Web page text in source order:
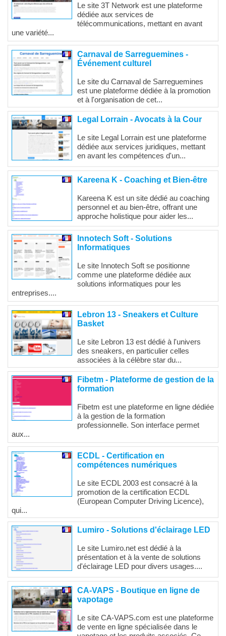
Le site 3T Network est une plateforme
dédiée aux services de
télécommunications, mettant en avant
une variété...
Carnaval de Sarreguemines -
Événement culturel
Le site du Carnaval de Sarreguemines
est une plateforme dédiée à la promotion
et à l'organisation de cet...
Legal Lorrain - Avocats à la Cour
Le site Legal Lorrain est une plateforme
dédiée aux services juridiques, mettant
en avant les compétences d'un...
Kareena K - Coaching et Bien-être
Kareena K est un site dédié au coaching
personnel et au bien-être, offrant une
approche holistique pour aider les...
Innotech Soft - Solutions
Informatiques
Le site Innotech Soft se positionne
comme une plateforme dédiée aux
solutions informatiques pour les
entreprises....
Lebron 13 - Sneakers et Culture
Basket
Le site Lebron 13 est dédié à l'univers
des sneakers, en particulier celles
associées à la célèbre star du...
Fibetm - Plateforme de gestion de la
formation
Fibetm est une plateforme en ligne dédiée
à la gestion de la formation
professionnelle. Son interface permet
aux...
ECDL - Certification en
compétences numériques
Le site ECDL 2003 est consacré à la
promotion de la certification ECDL
(European Computer Driving Licence),
qui...
Lumiro - Solutions d'éclairage LED
Le site Lumiro.net est dédié à la
présentation et à la vente de solutions
d'éclairage LED pour divers usages....
CA-VAPS - Boutique en ligne de
vapotage
Le site CA-VAPS.com est une plateforme
de vente en ligne spécialisée dans le